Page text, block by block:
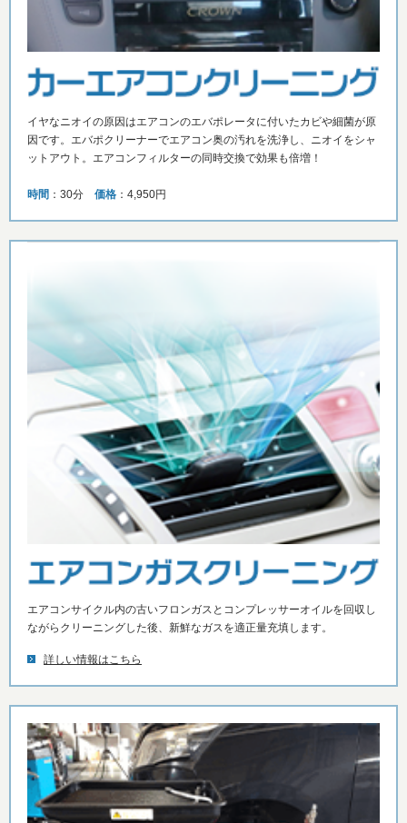
イヤなニオイの原因はエアコンのエバポレータに付いたカビや細菌が原
因です。エバポクリーナーでエアコン奥の汚れを洗浄し、ニオイをシャ
ットアウト。エアコンフィルターの同時交換で効果も倍増！
時間 ：30分 価格 ：4,950円
エアコンサイクル内の古いフロンガスとコンプレッサーオイルを回収し
ながらクリーニングした後、新鮮なガスを適正量充填します。
詳しい情報はこちら